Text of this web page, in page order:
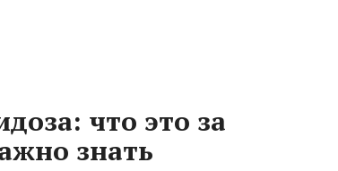
что это за
знать